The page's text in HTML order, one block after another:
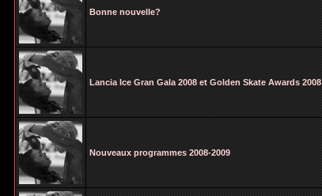
Bonne nouvelle?
Lancia Ice Gran Gala 2008 et Golden Skate Awards 2008
Nouveaux programmes 2008-2009